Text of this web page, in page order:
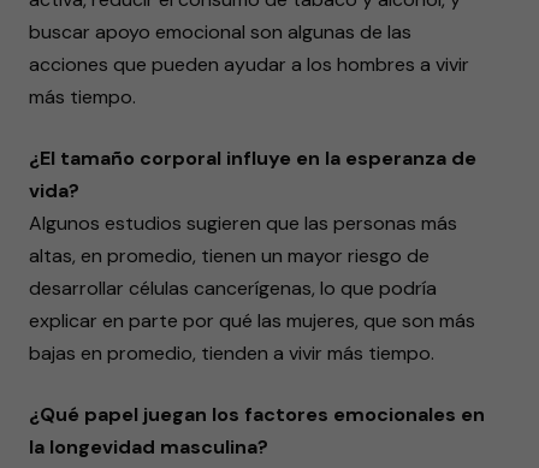
buscar apoyo emocional son algunas de las
acciones que pueden ayudar a los hombres a vivir
más tiempo.
¿El tamaño corporal influye en la esperanza de
vida?
Algunos estudios sugieren que las personas más
altas, en promedio, tienen un mayor riesgo de
desarrollar células cancerígenas, lo que podría
explicar en parte por qué las mujeres, que son más
bajas en promedio, tienden a vivir más tiempo.
¿Qué papel juegan los factores emocionales en
la longevidad masculina?